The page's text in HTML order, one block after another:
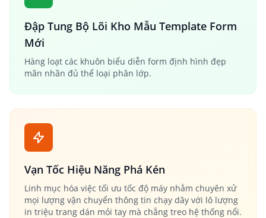
Đập Tung Bộ Lõi Kho Mẫu Template Form
Mới
Hàng loạt các khuôn biểu diễn form định hình đẹp
mãn nhãn đủ thể loại phân lớp.
Vạn Tốc Hiệu Năng Phá Kén
Linh mục hóa việc tối ưu tốc độ máy nhằm chuyên xử
mọi lượng vận chuyển thông tin chạy dây với lô lượng
in triệu trang dán mỏi tay mà chẳng treo hệ thống nổi.